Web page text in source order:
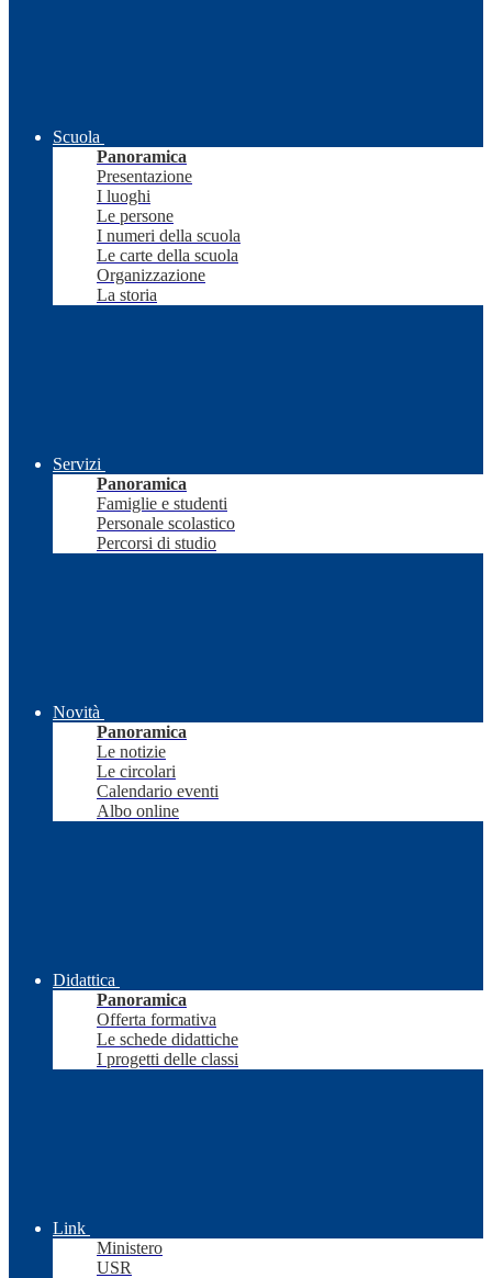
Scuola
Panoramica
Presentazione
I luoghi
Le persone
I numeri della scuola
Le carte della scuola
Organizzazione
La storia
Servizi
Panoramica
Famiglie e studenti
Personale scolastico
Percorsi di studio
Novità
Panoramica
Le notizie
Le circolari
Calendario eventi
Albo online
Didattica
Panoramica
Offerta formativa
Le schede didattiche
I progetti delle classi
Link
Ministero
USR